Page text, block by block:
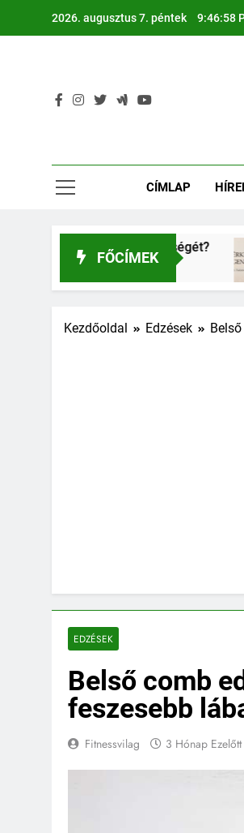
2026. augusztus 7. péntek 9:46:58
CÍMLAP
FŐCÍMEK
egészségét?
2
Kezdőoldal Edzések
EDZÉSEK
Belső comb
feszesebb
Fitnessvilag 3 Hónap Ezelőtt